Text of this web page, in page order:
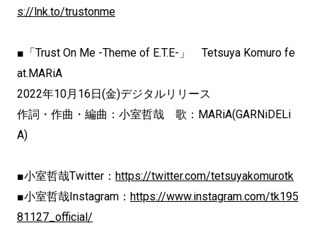
s://lnk.to/trustonme
■「Trust On Me -Theme of E.T.E-」 Tetsuya Komuro fe
at.MARiA
2022年10月16日(金)デジタルリリース
作詞・作曲・編曲：小室哲哉 歌：MARiA(GARNiDELi
A)
■小室哲哉Twitter： https://twitter.com/tetsuyakomurotk
■小室哲哉Instagram： https://www.instagram.com/tk195
81127_official/